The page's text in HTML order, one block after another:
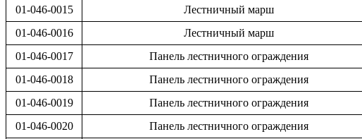
01-046-0015
Лестничный марш
01-046-0016
Лестничный марш
01-046-0017
Панель лестничного ограждения
01-046-0018
Панель лестничного ограждения
01-046-0019
Панель лестничного ограждения
01-046-0020
Панель лестничного ограждения